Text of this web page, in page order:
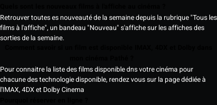
Retrouver toutes es nouveauté de la semaine depuis la rubrique "Tous les
films à l'affiche", un bandeau "Nouveau" s'affiche sur les affiches des
sorties de la semaine.
Pour connaitre la liste des films disponible dns votre cinéma pour
chacune des technologie disponible, rendez vous sur la page dédiée à
l'IMAX, 4DX et Dolby Cinema